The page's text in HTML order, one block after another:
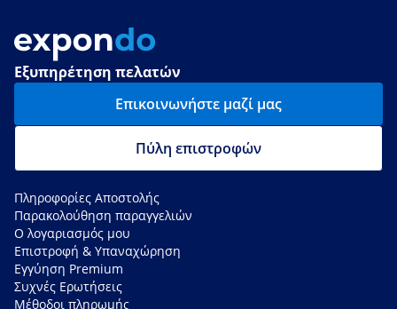
Εξυπηρέτηση πελατών
Επικοινωνήστε μαζί μας
Πύλη επιστροφών
Πληροφορίες Αποστολής
Παρακολούθηση παραγγελιών
Ο λογαριασμός μου
Επιστροφή & Υπαναχώρηση
Εγγύηση Premium
Συχνές Ερωτήσεις
Μέθοδοι πληρωμής